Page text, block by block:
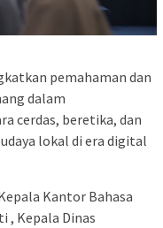
pemahaman dan
dalam
cerdas, beretika, dan
lokal di era digital
Kantor Bahasa
, Kepala Dinas